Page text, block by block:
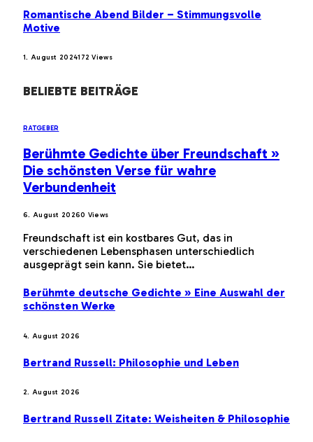
Romantische Abend Bilder – Stimmungsvolle
Motive
1. August 2024172Views
BELIEBTE BEITRÄGE
RATGEBER
Berühmte Gedichte über Freundschaft »
Die schönsten Verse für wahre
Verbundenheit
6. August 20260 Views
Freundschaft ist ein kostbares Gut, das in
verschiedenen Lebensphasen unterschiedlich
ausgeprägt sein kann. Sie bietet…
Berühmte deutsche Gedichte » Eine Auswahl der
schönsten Werke
4. August 2026
Bertrand Russell: Philosophie und Leben
2. August 2026
Bertrand Russell Zitate: Weisheiten & Philosophie